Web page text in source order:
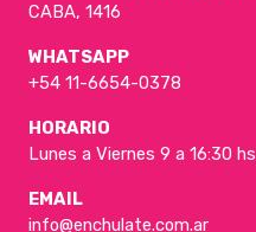
CABA, 1416
WHATSAPP
+54 11-6654-0378
HORARIO
Lunes a Viernes 9 a 16:30 hs
EMAIL
info@enchulate.com.ar